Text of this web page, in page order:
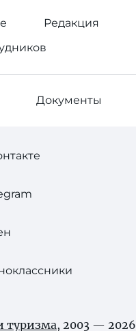
Редакция
Документы
туризма, 2003 — 2026